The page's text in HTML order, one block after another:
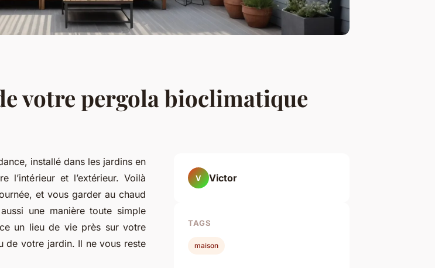
votre pergola bioclimatique
installé dans les jardins en
l’intérieur et l’extérieur. Voilà
et vous garder au chaud
une manière toute simple
un lieu de vie près sur votre
de votre jardin. Il ne vous reste
V Victor
TAGS
maison